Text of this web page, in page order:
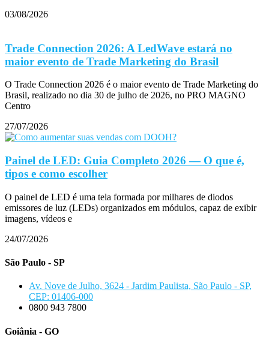
03/08/2026
Trade Connection 2026: A LedWave estará no
maior evento de Trade Marketing do Brasil
O Trade Connection 2026 é o maior evento de Trade Marketing do
Brasil, realizado no dia 30 de julho de 2026, no PRO MAGNO
Centro
27/07/2026
Painel de LED: Guia Completo 2026 — O que é,
tipos e como escolher
O painel de LED é uma tela formada por milhares de diodos
emissores de luz (LEDs) organizados em módulos, capaz de exibir
imagens, vídeos e
24/07/2026
São Paulo - SP
Av. Nove de Julho, 3624 - Jardim Paulista, São Paulo - SP,
CEP: 01406-000
0800 943 7800
Goiânia - GO